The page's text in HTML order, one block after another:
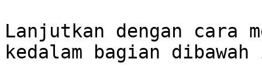
Lanjutkan dengan cara
kedalam bagian